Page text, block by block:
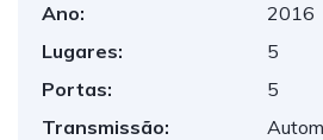
Ano:
2016
Lugares:
5
Portas:
5
Transmissão: